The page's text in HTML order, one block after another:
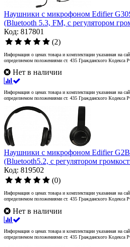
Наушники с микрофоном Edifier
(Bluetooth 5.3, FM, с регулятором
Код: 817801
(2)
Информация о ценах товара и комплектации указанная на
определяемом положениями ст. 435 Гражданского Кодекса
Нет в наличии
Информация о ценах товара и комплектации указанная на
определяемом положениями ст. 435 Гражданского Кодекса
Наушники с микрофоном Edifier
(Bluetooth5.2, с регулятором
Код: 819502
(0)
Информация о ценах товара и комплектации указанная на
определяемом положениями ст. 435 Гражданского Кодекса
Нет в наличии
Информация о ценах товара и комплектации указанная на
определяемом положениями ст. 435 Гражданского Кодекса